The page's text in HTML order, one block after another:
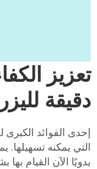
تعزيز
دقيقة
إحدى الفوائد
التي يمكنه تسهيلها.
يدويًا الآن القيام